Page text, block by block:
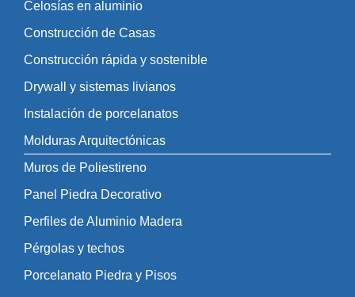
Celosías en aluminio
Construcción de Casas
Construcción rápida y sostenible
Drywall y sistemas livianos
Instalación de porcelanatos
Molduras Arquitectónicas
Muros de Poliestireno
Panel Piedra Decorativo
Perfiles de Aluminio Madera
Pérgolas y techos
Porcelanato Piedra y Pisos